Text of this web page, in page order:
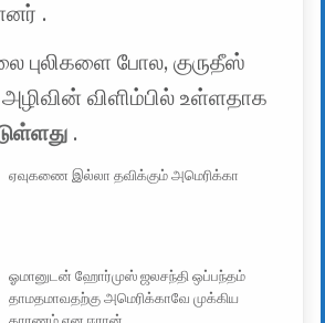
.
புலிகளை போல, குருதீஸ்
விளிம்பில் உள்ளதாக
.
ஏவுகணை இல்லா தவிக்கும் அமெரிக்கா
ஓமானுடன் ஹோர்முஸ் ஜலசந்தி ஒப்பந்தம்
தாமதமாவதற்கு அமெரிக்காவே முக்கிய